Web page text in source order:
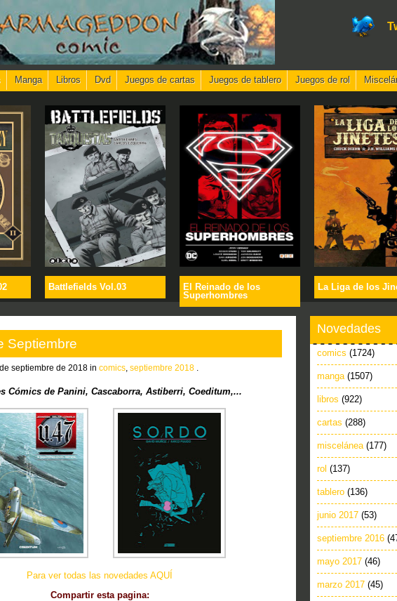
Manga Libros Dvd Juegos de cartas Juegos de tablero Juegos de rol
Battlefields Vol.03
El Reinado de los
Superhombres
La Liga de los
Septiembre
septiembre de 2018 in comics septiembre 2018
Cómics de Panini, Cascaborra, Astiberri, Coeditum,...
Para ver todas las novedades AQUÍ
Compartir esta pagina:
Novedades
comics (1724)
manga (1507)
libros (922)
cartas (288)
miscelánea (177)
rol (137)
tablero (136)
junio 2017 (53)
septiembre 2016
mayo 2017 (46)
marzo 2017 (45)